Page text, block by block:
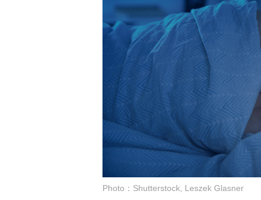
Photo：Shutterstock, Leszek Glasner